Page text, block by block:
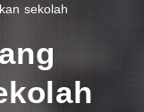
sekolah